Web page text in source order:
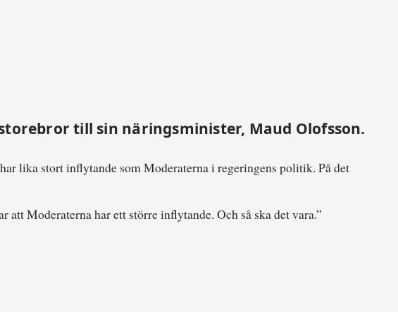
till sin näringsminister, Maud Olofsson.
lika stort inflytande som Moderaterna i regeringens politik. På det
Moderaterna har ett större inflytande. Och så ska det vara.”